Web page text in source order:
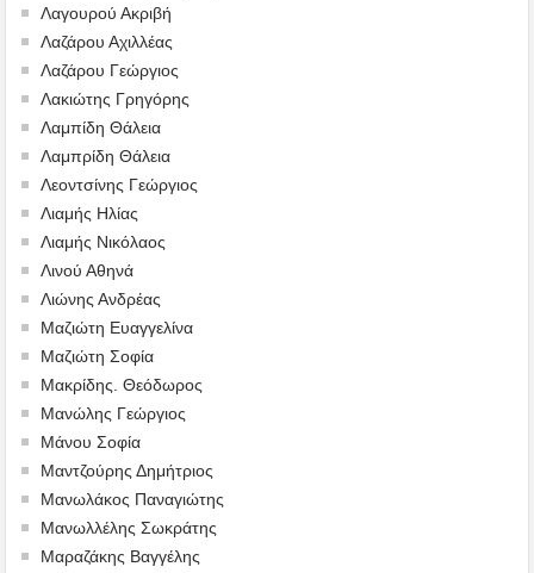
Λαγουρού Ακριβή
Λαζάρου Αχιλλέας
Λαζάρου Γεώργιος
Λακιώτης Γρηγόρης
Λαμπίδη Θάλεια
Λαμπρίδη Θάλεια
Λεοντσίνης Γεώργιος
Λιαμής Ηλίας
Λιαμής Νικόλαος
Λινού Αθηνά
Λιώνης Ανδρέας
Μαζιώτη Ευαγγελίνα
Μαζιώτη Σοφία
Μακρίδης. Θεόδωρος
Μανώλης Γεώργιος
Μάνου Σοφία
Μαντζούρης Δημήτριος
Μανωλάκος Παναγιώτης
Μανωλλέλης Σωκράτης
Μαραζάκης Βαγγέλης